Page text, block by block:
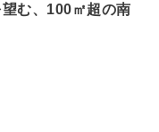
む、100㎡超の南